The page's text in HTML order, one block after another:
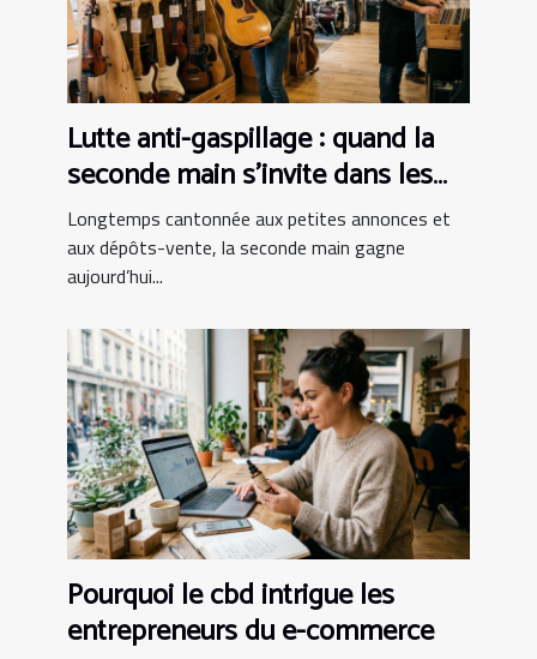
Lutte anti-gaspillage : quand la
seconde main s’invite dans les
boutiques d’instruments
Longtemps cantonnée aux petites annonces et
aux dépôts-vente, la seconde main gagne
aujourd’hui...
Pourquoi le cbd intrigue les
entrepreneurs du e-commerce